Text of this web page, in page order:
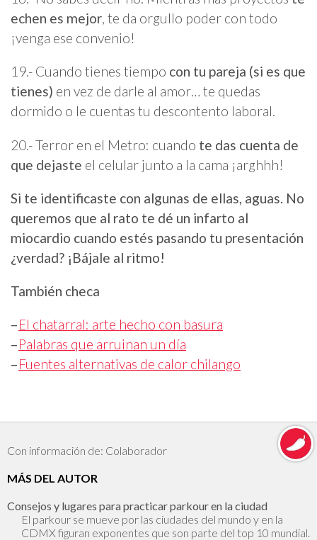
echen es mejor, te da orgullo poder con todo
¡venga ese convenio!
19.- Cuando tienes tiempo con tu pareja (si es que
tienes) en vez de darle al amor… te quedas
dormido o le cuentas tu descontento laboral.
20.- Terror en el Metro: cuando te das cuenta de
que dejaste el celular junto a la cama ¡arghhh!
Si te identificaste con algunas de ellas, aguas. No
queremos que al rato te dé un infarto al
miocardio cuando estés pasando tu presentación
¿verdad? ¡Bájale al ritmo!
También checa
–El chatarral: arte hecho con basura
–Palabras que arruinan un día
–Fuentes alternativas de calor chilango
Con información de: Colaborador
MÁS DEL AUTOR
Consejos y lugares para practicar parkour en la ciudad
El parkour se mueve por las ciudades del mundo y en la
CDMX figuran exponentes que son parte del top 10 mundial.